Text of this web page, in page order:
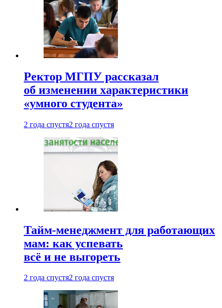
Ректор МГПУ рассказал
об изменении характеристики
«умного студента»
2 года спустя2 года спустя
Тайм-менеджмент для работающих
мам: как успевать
всё и не выгореть
2 года спустя2 года спустя